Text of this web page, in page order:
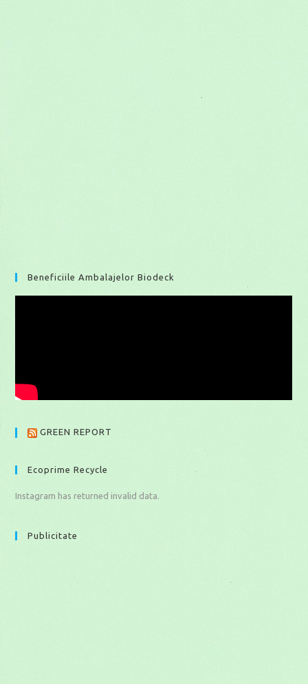
Beneficiile Ambalajelor Biodeck
GREEN REPORT
Ecoprime Recycle
Instagram has returned invalid data.
Publicitate